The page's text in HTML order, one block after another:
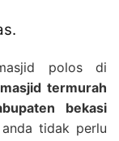
polos di
termurah
bekasi
tidak perlu